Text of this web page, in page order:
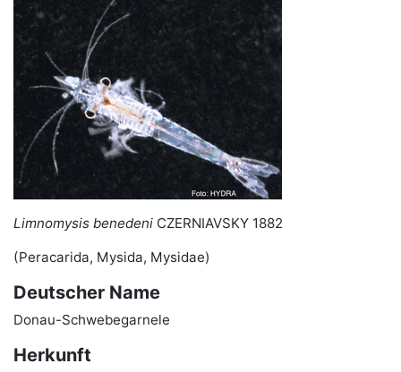
Limnomysis benedeni CZERNIAVSKY 1882
(Peracarida, Mysida, Mysidae)
Deutscher Name
Donau-Schwebegarnele
Herkunft